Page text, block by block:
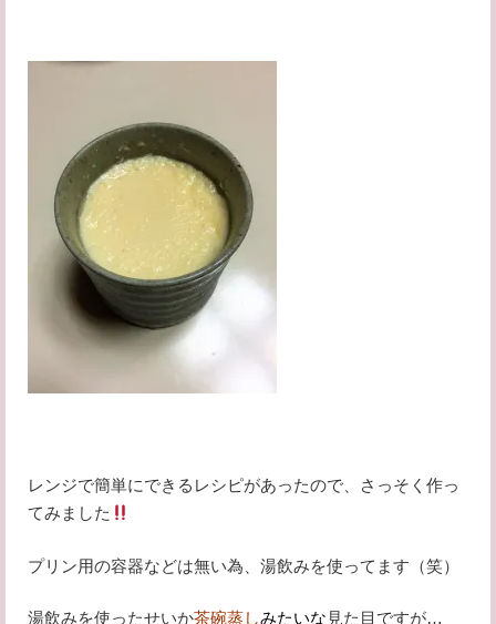
レンジで簡単にできるレシピがあったので、さっそく作っ
てみました
プリン用の容器などは無い為、湯飲みを使ってます（笑）
湯飲みを使ったせいか茶碗蒸しみたいな 見た目ですが…